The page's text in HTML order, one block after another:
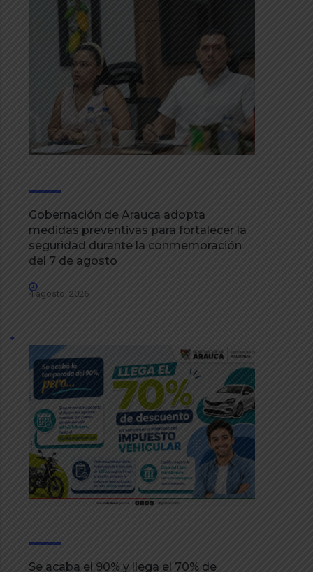
Gobernación de Arauca adopta
medidas preventivas para fortalecer la
seguridad durante la conmemoración
del 7 de agosto
4 agosto, 2026
Se acaba el 90% y llega el 70% de